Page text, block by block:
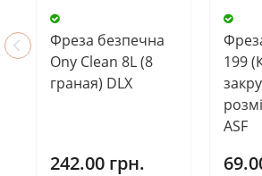
Фреза безпечна
Ony Clean 8L (8
граная) DLX
242.00 грн.
199
ASF